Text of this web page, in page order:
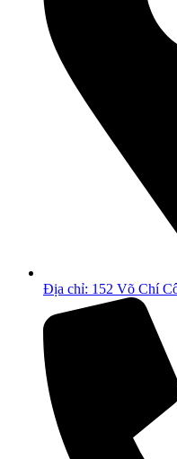
Địa chỉ: 152 Võ Chí